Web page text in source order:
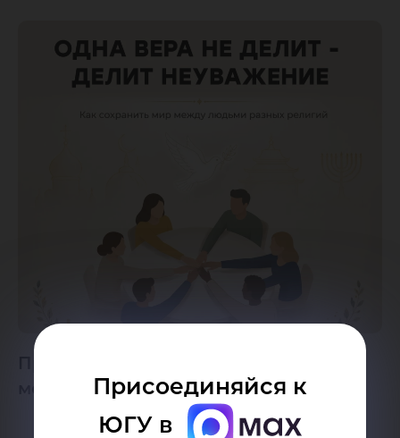
Присоединяйся к
ЮГУ в
межконфессиональных конфликтов